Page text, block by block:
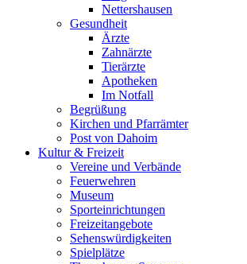
Nettershausen
Gesundheit
Ärzte
Zahnärzte
Tierärzte
Apotheken
Im Notfall
Begrüßung
Kirchen und Pfarrämter
Post von Dahoim
Kultur & Freizeit
Vereine und Verbände
Feuerwehren
Museum
Sporteinrichtungen
Freizeitangebote
Sehenswürdigkeiten
Spielplätze